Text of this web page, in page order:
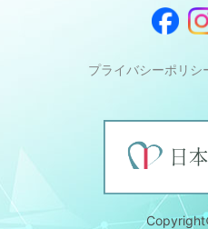
プライバシーポリシ